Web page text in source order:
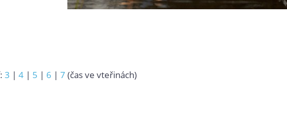
3 | 4 | 5 | 6 | 7 (čas ve vteřinách)